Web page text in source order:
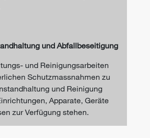
und Abfallbeseitigung
und Reinigungsarbeiten
Schutzmassnahmen zu
und Reinigung
Apparate, Geräte
zur Verfügung stehen.